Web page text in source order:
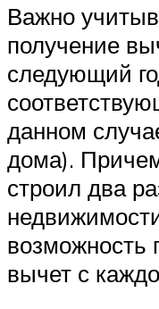
Важно
получение
следующий
данном
дома).
строил два
возможность
вычет с